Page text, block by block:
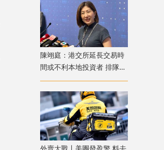
陳翊庭：港交所延長交易時
間或不利本地投資者 排隊上
市公司數量創新高